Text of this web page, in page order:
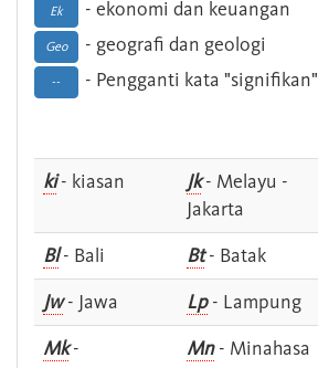
Ek - ekonomi dan keuangan
Geo - geografi dan geologi
-- - Pengganti kata "signifikan"
ki- kiasan Jk- Melayu -
Jakarta
Bl- Bali Bt- Batak
Jw- Jawa Lp- Lampung
Mk-
Mn- Minahasa